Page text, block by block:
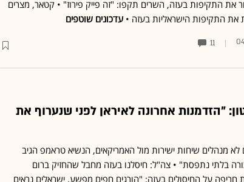
התקיפות בעזה, השרים תקפו: "זה פייק פירוז" • קטאר, מצרים
את התקיפות הישראליות בעזה • עדכונים שוטפים
11
"הזדמנות אחרונה לאיראן לפני שנערוף את
לא מנהלים שיחות ישירות מול האמריקאים, הנשיא טראמפ הגיב
בלתי נתפסת" • צה"ל: חיסלנו בעזה מחבל שהחזיק ברום
על החיסולים בעזה: "הורגים חפים מפשע, ישראלים נראים